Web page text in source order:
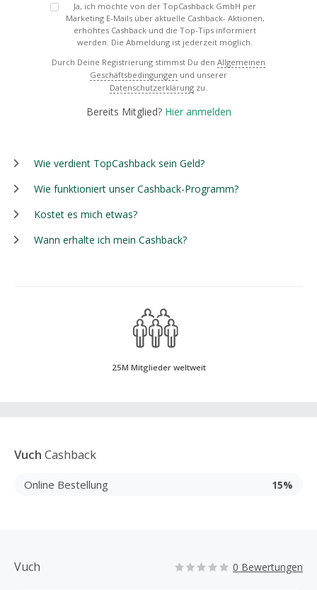
Ja, ich möchte von der TopCashback GmbH per
Marketing E-Mails über aktuelle Cashback- Aktionen,
erhöhtes Cashback und die Top-Tips informiert
werden. Die Abmeldung ist jederzeit möglich.
Durch Deine Registrierung stimmst Du den Allgemeinen
Geschäftsbedingungen und unserer
Datenschutzerklärung zu.
Bereits Mitglied? Hier anmelden
Wie verdient TopCashback sein Geld?
Wie funktioniert unser Cashback-Programm?
Kostet es mich etwas?
Wann erhalte ich mein Cashback?
25M Mitglieder weltweit
Vuch Cashback
Online Bestellung 15%
Vuch 0 Bewertungen